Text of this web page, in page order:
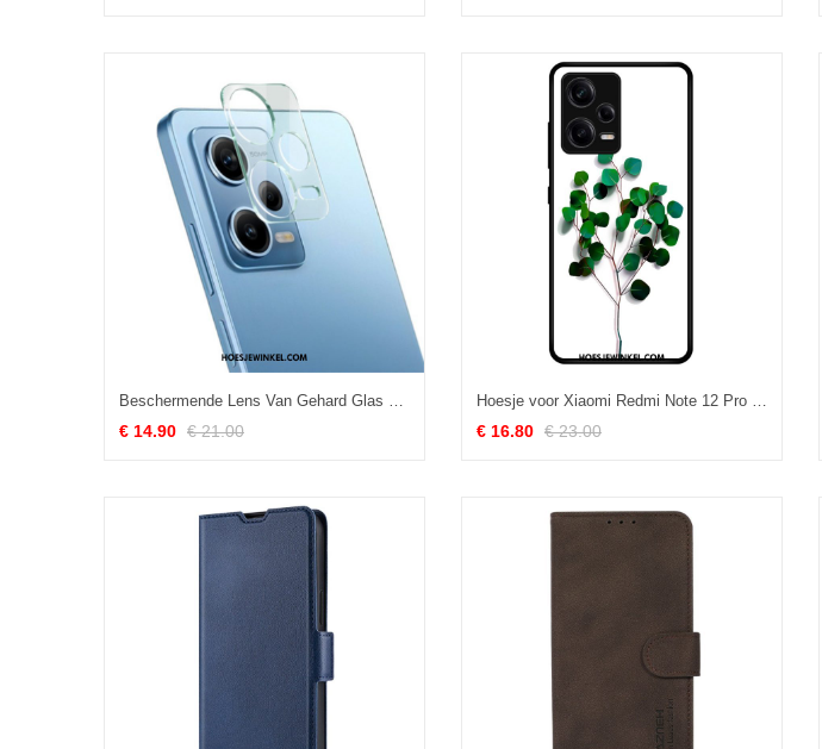
Beschermende Lens Van Gehard Glas Voor Xiaomi Redmi Note 12 Pro
€ 14.90 € 21.00
Hoesje voor Xiaomi Redmi Note 12 Pro Plantaardig Gehard Glas
€ 16.80 € 23.00